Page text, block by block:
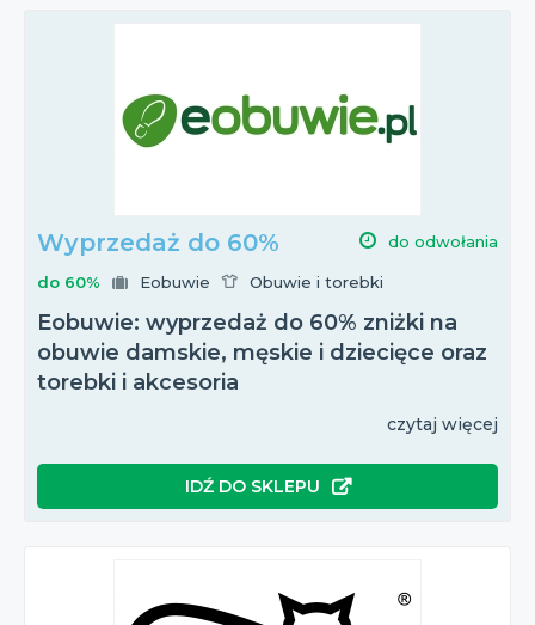
Wyprzedaż do 60% do odwołania
do 60% Eobuwie Obuwie i torebki
Eobuwie: wyprzedaż do 60% zniżki na
obuwie damskie, męskie i dziecięce oraz
torebki i akcesoria
czytaj więcej
IDŹ DO SKLEPU